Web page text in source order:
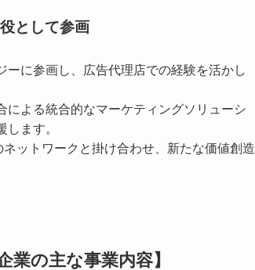
として参画
ーに参画し、広告代理店での経験を活かし
による統合的なマーケティングソリューシ
します。
ネットワークと掛け合わせ、新たな価値創造
業の主な事業内容】